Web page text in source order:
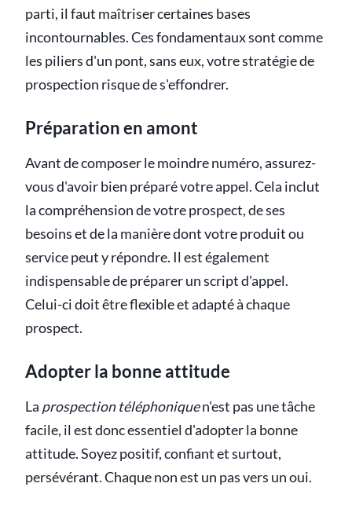
parti, il faut maîtriser certaines bases
incontournables. Ces fondamentaux sont comme
les piliers d'un pont, sans eux, votre stratégie de
prospection risque de s'effondrer.
Préparation en amont
Avant de composer le moindre numéro, assurez-
vous d'avoir bien préparé votre appel. Cela inclut
la compréhension de votre prospect, de ses
besoins et de la manière dont votre produit ou
service peut y répondre. Il est également
indispensable de préparer un script d'appel.
Celui-ci doit être flexible et adapté à chaque
prospect.
Adopter la bonne attitude
La prospection téléphoniquen'est pas une tâche
facile, il est donc essentiel d'adopter la bonne
attitude. Soyez positif, confiant et surtout,
persévérant. Chaque non est un pas vers un oui.